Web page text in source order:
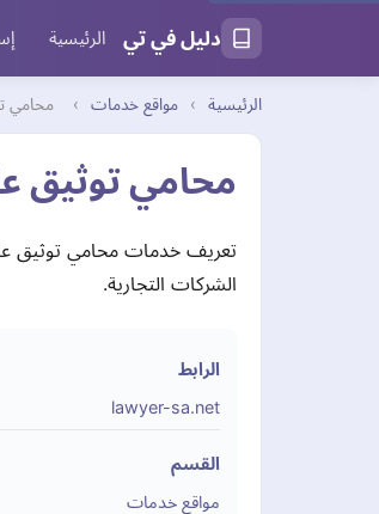
دليل في تي الرئيسية
الرئيسية › مواقع خدمات › محامي
محامي توثيق
تعريف خدمات محامي توثيق
الشركات التجارية.
الرابط
lawyer-sa.net
القسم
مواقع خدمات